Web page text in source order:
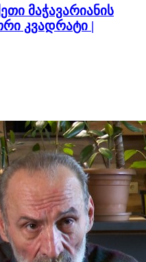
მაჭავარიანის
კვადრატი |